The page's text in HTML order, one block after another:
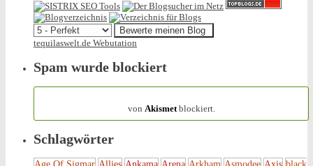
tequilaswelt.de Webutation
Spam wurde blockiert
von Akismetblockiert.
Schlagwörter